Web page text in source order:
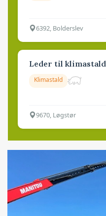
6392, Bolderslev
Leder til klimastald
Klimastald
9670, Løgstør